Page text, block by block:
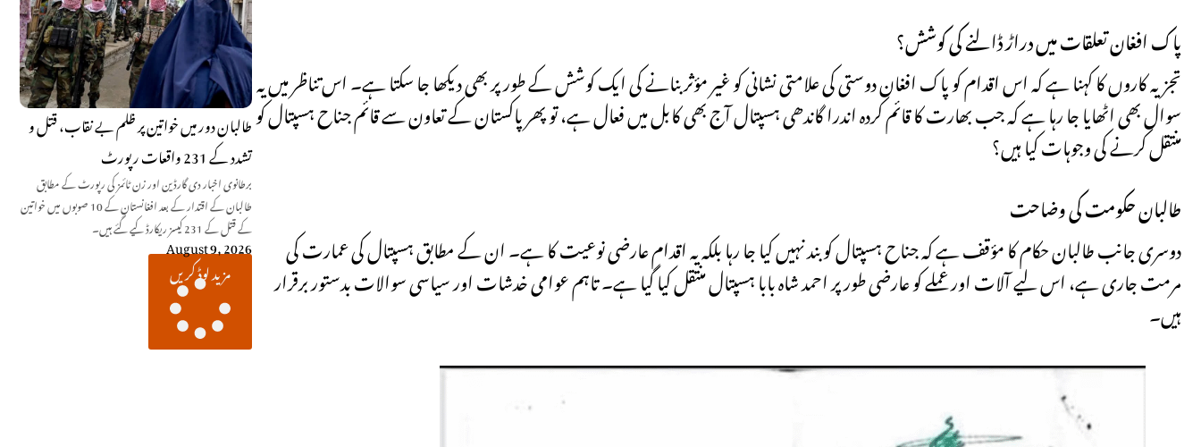
طالبان دور میں خواتین پر ظلم بے نقاب، قتل و
تشدد کے 231 واقعات رپورٹ
برطانوی اخبار دی گارڈین اور زن ٹائمز کی رپورٹ کے مطابق
طالبان کے اقتدار کے بعد افغانستان کے 10 صوبوں میں خواتین
کے قتل کے 231 کیسز ریکارڈ کیے گئے ہیں۔
August 9, 2026
مزید لوڈ کریں
پاک افغان تعلقات میں دراڑ ڈالنے کی کوشش؟
تجزیہ کاروں کا کہنا ہے کہ اس اقدام کو پاک افغان دوستی کی علامتی نشانی کو غیر مؤثر بنانے کی ایک کوشش کے طور پر بھی دیکھا جا سکتا ہے۔ اس تناظر میں یہ
سوال بھی اٹھایا جا رہا ہے کہ جب بھارت کا قائم کردہ اندرا گاندھی ہسپتال آج بھی کابل میں فعال ہے، تو پھر پاکستان کے تعاون سے قائم جناح ہسپتال کو
منتقل کرنے کی وجوہات کیا ہیں؟
طالبان حکومت کی وضاحت
دوسری جانب طالبان حکام کا مؤقف ہے کہ جناح ہسپتال کو بند نہیں کیا جا رہا بلکہ یہ اقدام عارضی نوعیت کا ہے۔ ان کے مطابق ہسپتال کی عمارت کی
مرمت جاری ہے، اس لیے آلات اور عملے کو عارضی طور پر احمد شاہ بابا ہسپتال منتقل کیا گیا ہے۔ تاہم عوامی خدشات اور سیاسی سوالات بدستور برقرار
ہیں۔